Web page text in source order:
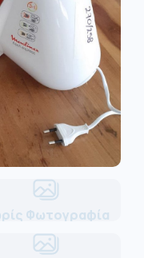
Φωτογραφία